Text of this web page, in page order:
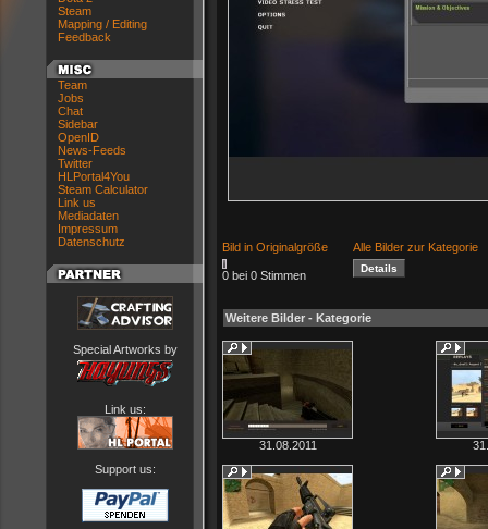
Steam
Mapping / Editing
Feedback
Team
Jobs
Chat
Sidebar
OpenID
News-Feeds
Twitter
HLPortal4You
Steam Calculator
Link us
Mediadaten
Impressum
Datenschutz
Special Artworks by
Link us:
Support us:
Bild in Originalgröße Alle Bilder zur Kategorie
0 bei 0 Stimmen
Weitere Bilder - Kategorie
31.08.2011